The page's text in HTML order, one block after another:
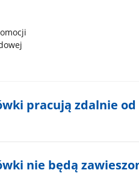
pracują zdalnie
nie będą